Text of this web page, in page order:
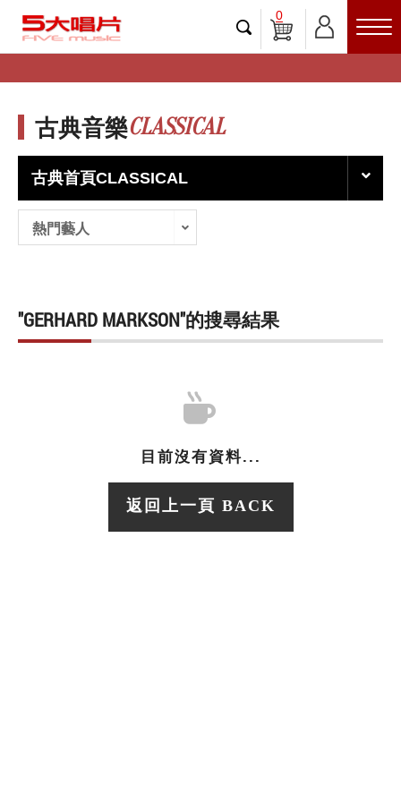
0
古典音樂CLASSICAL
古典首頁CLASSICAL
熱門藝人
"GERHARD MARKSON"的搜尋結果
目前沒有資料...
返回上一頁 BACK